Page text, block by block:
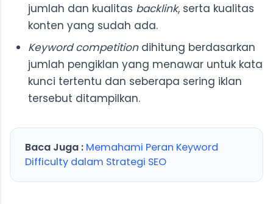
jumlah dan kualitas backlink, serta kualitas
konten yang sudah ada.
Keyword competitiondihitung berdasarkan
jumlah pengiklan yang menawar untuk kata
kunci tertentu dan seberapa sering iklan
tersebut ditampilkan.
Baca Juga : Memahami Peran Keyword
Difficulty dalam Strategi SEO